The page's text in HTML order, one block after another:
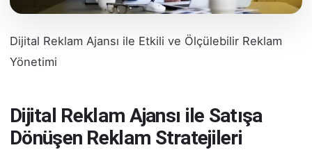
Dijital Reklam Ajansı ile Etkili ve Ölçülebilir Reklam
Yönetimi
Dijital Reklam Ajansı ile Satışa
Dönüşen Reklam Stratejileri